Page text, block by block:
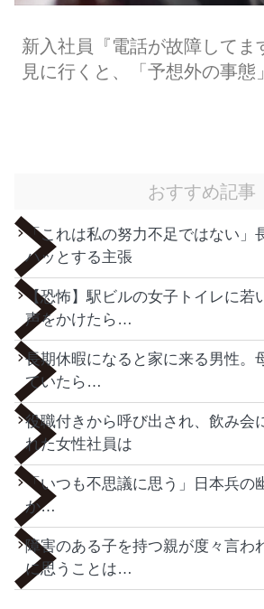
新入社員『電話が故障してま
見に行くと、「予想外の事態
おすすめ記事
「これは私の努力不足ではない」
ハッとする主張
【恐怖】駅ビルの女子トイレに若
声をかけたら…
長期休暇になると家に来る男性。
ていたら…
役職付きから呼び出され、飲み会
れた女性社員は
「いつも不思議に思う」日本兵の
か…
障害のある子を持つ親が度々言わ
に思うことは…